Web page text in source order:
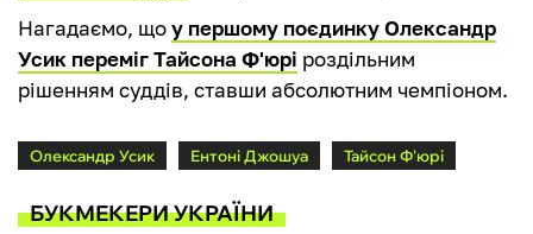
Нагадаємо, щоу першому поєдинку Олександр
Усик переміг Тайсона Ф'юрі роздільним
рішенням суддів, ставши абсолютним чемпіоном.
Олександр Усик Ентоні Джошуа Тайсон Ф'юрі
БУКМЕКЕРИ УКРАЇНИ